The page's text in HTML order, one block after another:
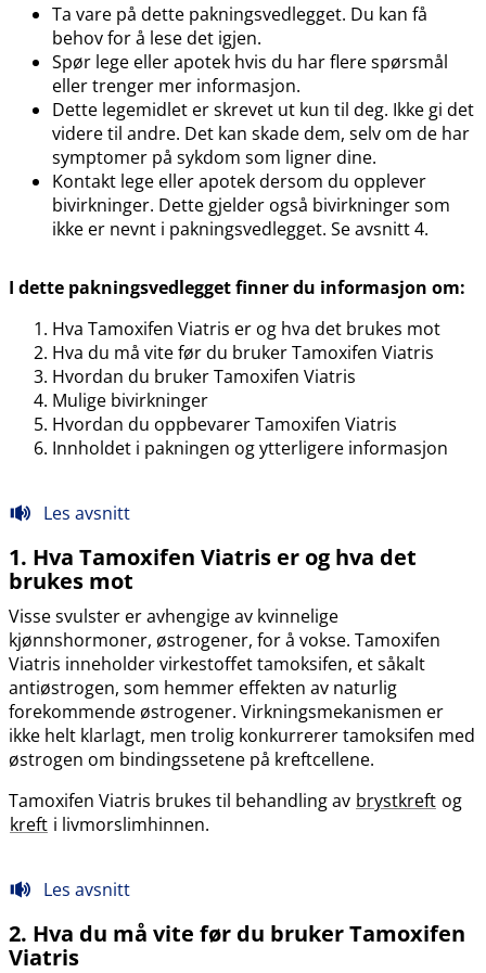
Ta vare på dette pakningsvedlegget. Du kan få
behov for å lese det igjen.
Spør lege eller apotek hvis du har flere spørsmål
eller trenger mer informasjon.
Dette legemidlet er skrevet ut kun til deg. Ikke gi det
videre til andre. Det kan skade dem, selv om de har
symptomer på sykdom som ligner dine.
Kontakt lege eller apotek dersom du opplever
bivirkninger. Dette gjelder også bivirkninger som
ikke er nevnt i pakningsvedlegget. Se avsnitt 4.
I dette pakningsvedlegget finner du informasjon om:
Hva Tamoxifen Viatris er og hva det brukes mot
Hva du må vite før du bruker Tamoxifen Viatris
Hvordan du bruker Tamoxifen Viatris
Mulige bivirkninger
Hvordan du oppbevarer Tamoxifen Viatris
Innholdet i pakningen og ytterligere informasjon
Les avsnitt
1. Hva Tamoxifen Viatris er og hva det
brukes mot
Visse svulster er avhengige av kvinnelige
kjønnshormoner, østrogener, for å vokse. Tamoxifen
Viatris inneholder virkestoffet tamoksifen, et såkalt
antiøstrogen, som hemmer effekten av naturlig
forekommende østrogener. Virkningsmekanismen er
ikke helt klarlagt, men trolig konkurrerer tamoksifen med
østrogen om bindingssetene på kreftcellene.
Tamoxifen Viatris brukes til behandling av brystkreft og
kreft i livmorslimhinnen.
Les avsnitt
2. Hva du må vite før du bruker Tamoxifen
Viatris